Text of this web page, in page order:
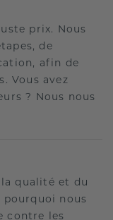
prix. Nous
de
afin de
Vous avez
? Nous nous
qualité et du
nous
contre les